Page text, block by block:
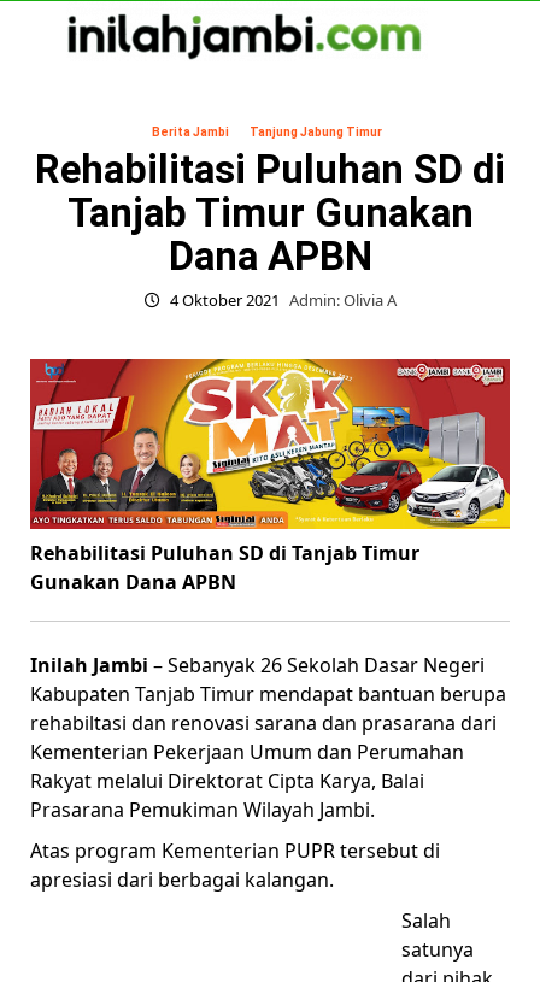
Berita Jambi Tanjung Jabung Timur
Rehabilitasi Puluhan SD di
Tanjab Timur Gunakan
Dana APBN
4 Oktober 2021 Admin: Olivia A
Rehabilitasi Puluhan SD di Tanjab Timur
Gunakan Dana APBN
Inilah Jambi – Sebanyak 26 Sekolah Dasar Negeri
Kabupaten Tanjab Timur mendapat bantuan berupa
rehabiltasi dan renovasi sarana dan prasarana dari
Kementerian Pekerjaan Umum dan Perumahan
Rakyat melalui Direktorat Cipta Karya, Balai
Prasarana Pemukiman Wilayah Jambi.
Atas program Kementerian PUPR tersebut di
apresiasi dari berbagai kalangan.
Salah
satunya